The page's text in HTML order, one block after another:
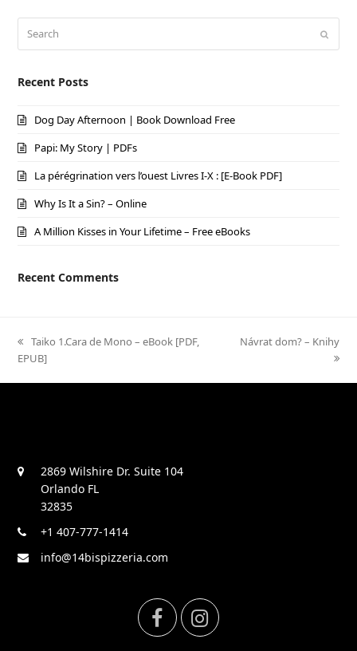
Recent Posts
Dog Day Afternoon | Book Download Free
Papi: My Story | PDFs
La pérégrination vers l’ouest Livres I-X : [E-Book PDF]
Why Is It a Sin? – Online
A Million Kisses in Your Lifetime – Free eBooks
Recent Comments
previous
post:
Taiko 1.Cara de Mono – eBook [PDF,
EPUB]
next
Návrat dom? – Knihy
2869 Wilshire Dr. Suite 104
Orlando FL
32835
+1 407-777-1414
info@14bispizzeria.com
F